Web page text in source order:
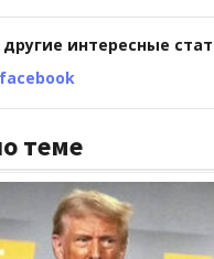
другие интересные
теме